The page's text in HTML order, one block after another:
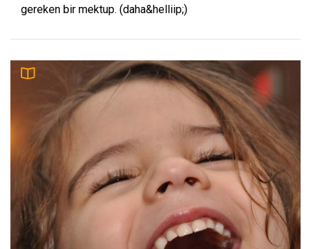
gereken bir mektup. (daha&helliip;)